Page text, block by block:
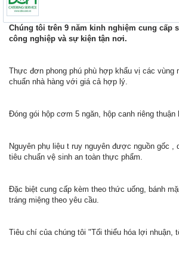
Chúng tôi trên 9 năm kinh nghiệm cung cấp
công nghiệp và sự kiện tận nơi.
Thực đơn phong phú phù hợp khẩu vị các vùng
chuẩn nhà hàng với giá cả hợp lý.
Đóng gói hộp cơm 5 ngăn, hộp canh riêng
Nguyên phụ liệu t ruy nguyên được nguồn gốc ,
tiêu chuẩn vệ sinh an toàn thực phẩm.
Đặc biệt cung cấp kèm theo thức uống, bánh
tráng miệng theo yêu cầu.
Tiêu chí của chúng tôi "Tối thiểu hóa lợi nhuận,